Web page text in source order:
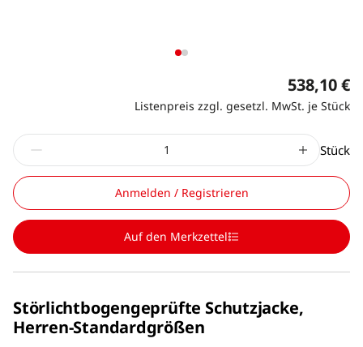
538,10 €
Listenpreis zzgl. gesetzl. MwSt. je Stück
Stück
Anmelden / Registrieren
Auf den Merkzettel
Störlichtbogengeprüfte Schutzjacke,
Herren-Standardgrößen